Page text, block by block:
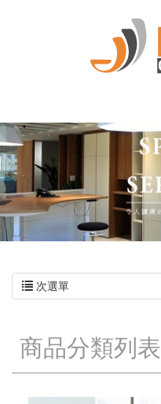
次選單
商品分類列表